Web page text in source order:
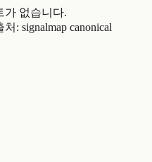
가 없습니다.
처: signalmap canonical